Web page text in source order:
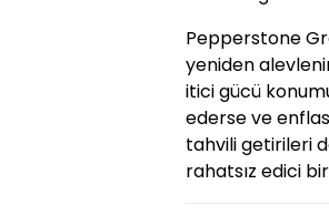
Pepperstone
yeniden
itici gücü
ederse ve
tahvili getirileri
rahatsız edici